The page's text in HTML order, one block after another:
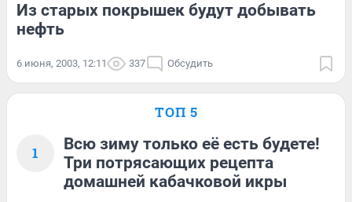
Из старых покрышек будут добывать
нефть
6 июня, 2003, 12:11 337 Обсудить
ТОП 5
1
Всю зиму только её есть будете!
Три потрясающих рецепта
домашней кабачковой икры